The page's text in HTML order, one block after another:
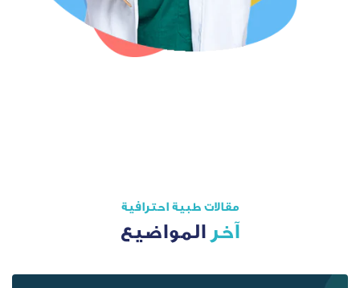
مقالات طبية احترافية
المواضيع